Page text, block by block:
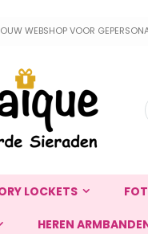
WEBSHOP VOOR
LOCKETS
HEREN